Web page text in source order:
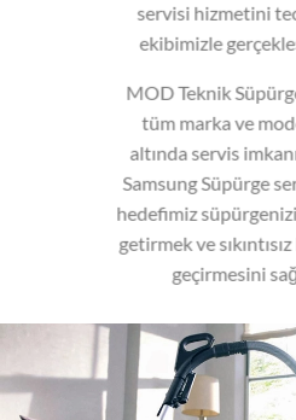
servisi hizmetini
ekibimizle
MOD Teknik
tüm marka ve
altında servis
Samsung Süpürge
hedefimiz
getirmek ve
geçirmesini